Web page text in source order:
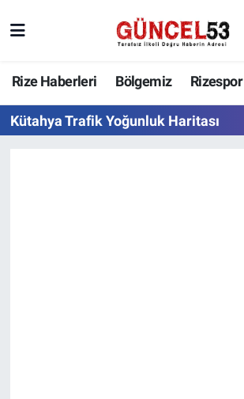
Rize Haberleri Bölgemiz Rizespor
Kütahya Trafik Yoğunluk Haritası